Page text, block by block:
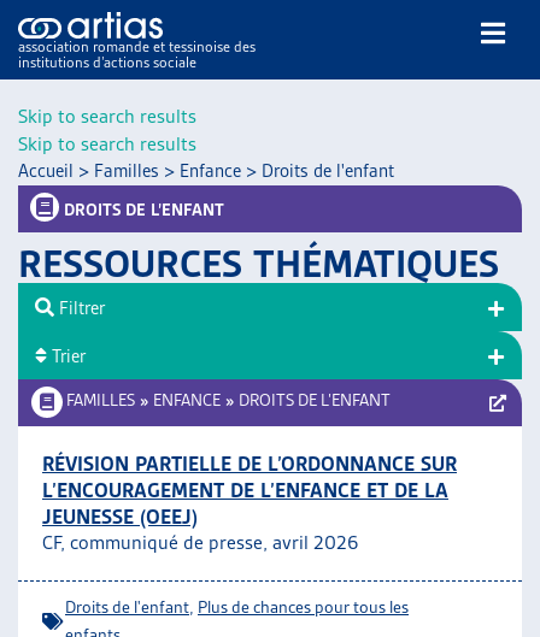
Skip to search results
Skip to search results
association romande et tessinoise des
institutions d’actions sociale
NOS PUBLICATIONS
DOSSIERS DU MOIS
VEILLE
RESSOURCES
THÉMATIQUES
GUIDE SOCIAL ROMAND
AUTRES
PROJETS ET ACTIVITÉS
Accueil > Familles > Enfance > Droits de l'enfant
DROITS DE L’ENFANT
RESSOURCES THÉMATIQUES
FAMILLES » ENFANCE » DROITS DE L’ENFANT
RÉVISION PARTIELLE DE L’ORDONNANCE SUR
L’ENCOURAGEMENT DE L’ENFANCE ET DE LA
JEUNESSE (OEEJ)
CF, communiqué de presse, avril 2026
Droits de l'enfant Plus de chances pour tous les
Filtrer
Trier